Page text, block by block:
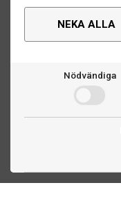
NEKA ALLA
Nödvändiga